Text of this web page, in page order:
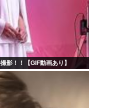
！！【GIF動画あり】